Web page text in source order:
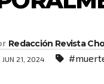
Redacción Revista
JUN 21, 2024